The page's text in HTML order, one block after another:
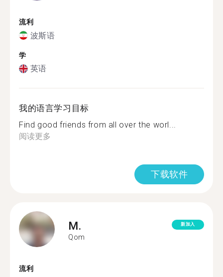
流利
波斯语
学
英语
我的语言学习目标
Find good friends from all over the worl...
阅读更多
下载软件
M.
Qom
新加入
流利